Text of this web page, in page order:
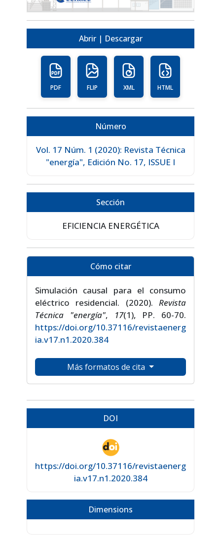
Abrir | Descargar
PDF FLIP XML HTML
Número
Vol. 17 Núm. 1 (2020): Revista Técnica
"energía", Edición No. 17, ISSUE I
Sección
EFICIENCIA ENERGÉTICA
Cómo citar
Simulación causal para el consumo
eléctrico residencial. (2020). Revista
Técnica "energía", 17(1), PP. 60-70.
https://doi.org/10.37116/revistaenerg
ia.v17.n1.2020.384
Más formatos de cita
DOI
https://doi.org/10.37116/revistaenerg
ia.v17.n1.2020.384
Dimensions